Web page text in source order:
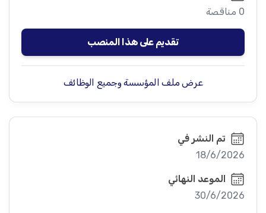
0 مناقصة
تقديم على هذا المنصب
عرض ملف المؤسسة وجميع الوظائف
تم النشر في
18/6/2026
الموعد النهائي
30/6/2026